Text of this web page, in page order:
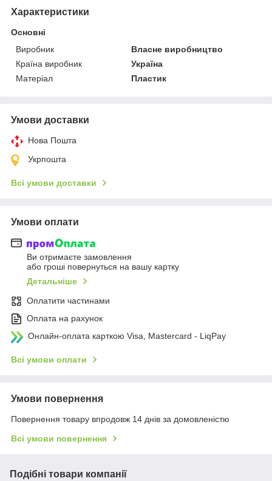
Характеристики
Основні
Виробник
Власне виробництво
Країна виробник
Україна
Матеріал
Пластик
Умови доставки
Нова Пошта
Укрпошта
Всі умови доставки
Умови оплати
Ви отримаєте замовлення
або гроші повернуться на вашу картку
Детальніше
Оплатити частинами
Оплата на рахунок
Онлайн-оплата карткою Visa, Mastercard - LiqPay
Всі умови оплати
Умови повернення
Повернення товару впродовж 14 днів за домовленістю
Всі умови повернення
Подібні товари компанії